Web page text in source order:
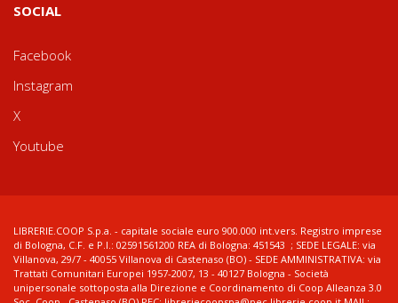
SOCIAL
Facebook
Instagram
X
Youtube
LIBRERIE.COOP S.p.a. - capitale sociale euro 900.000 int.vers. Registro imprese
di Bologna, C.F. e P.I.: 02591561200 REA di Bologna: 451543 ; SEDE LEGALE: via
Villanova, 29/7 - 40055 Villanova di Castenaso (BO) - SEDE AMMINISTRATIVA: via
Trattati Comunitari Europei 1957-2007, 13 - 40127 Bologna - Società
unipersonale sottoposta alla Direzione e Coordinamento di Coop Alleanza 3.0